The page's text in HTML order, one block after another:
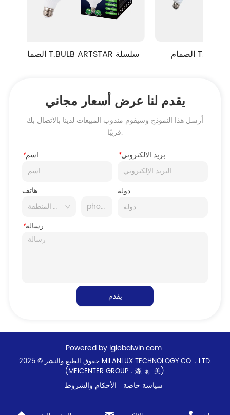
الصمام T.BULB ARTSTAR سلسلة
يقدم لنا عرض أسعار مجاني
أرسل هذا النموذج وسيقوم مندوب المبيعات لدينا بالاتصال بك
قريبًا.
*اسم *بريد الالكتروني
هاتف دولة
*رسالة
يقدم
Powered by iglobalwin.com
حقوق الطبع والنشر © 2025 MILANLUX TECHNOLOGY CO. ، LTD.
(MEICENTER GROUP ، 森 ぁ. 美).
سياسة خاصة الأحكام والشروط